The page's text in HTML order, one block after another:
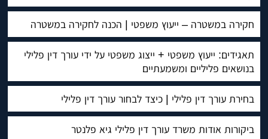
חקירה במשטרה – ייעוץ משפטי | הכנה לחקירה במשטרה
תאגידים: ייעוץ משפטי + ייצוג משפטי על ידי עורך דין פלילי
בנושאים פליליים ומשמעתיים
בחירת עורך דין פלילי | כיצד לבחור עורך דין פלילי
ביקורות אודות משרד עורך דין פלילי גיא פלנטר